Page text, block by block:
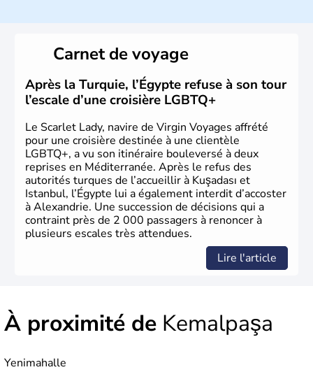
qui constitueront en 1299 les fondations de l'Empire
ottoman. Après avoir rattaché l'Anatolie et la Thrace
orientale au territoire turc, la République est proclamée
le 29 octobre 1923. Ankara remplace alors Istanbul au
titre de capitale du pays.
Carnet de voyage
Après la Turquie, l’Égypte refuse à son tour
l’escale d’une croisière LGBTQ+
Le Scarlet Lady, navire de Virgin Voyages affrété
pour une croisière destinée à une clientèle
LGBTQ+, a vu son itinéraire bouleversé à deux
reprises en Méditerranée. Après le refus des
autorités turques de l’accueillir à Kuşadası et
Istanbul, l’Égypte lui a également interdit d’accoster
à Alexandrie. Une succession de décisions qui a
contraint près de 2 000 passagers à renoncer à
plusieurs escales très attendues.
Lire l'article
À proximité de Kemalpaşa
Yenimahalle